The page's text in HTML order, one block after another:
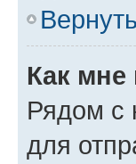
Как
Рядом с
для